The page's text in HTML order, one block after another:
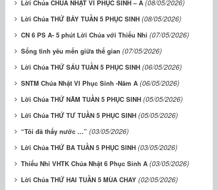
Lời Chúa CHÚA NHẬT VI PHỤC SINH – A (08/05/2026)
Lời Chúa THỨ BẢY TUẦN 5 PHỤC SINH (08/05/2026)
CN 6 PS A- 5 phút Lời Chúa với Thiếu Nhi (07/05/2026)
Sống tình yêu mến giữa thế gian (07/05/2026)
Lời Chúa THỨ SÁU TUẦN 5 PHỤC SINH (06/05/2026)
SNTM Chúa Nhật VI Phục Sinh -Năm A (06/05/2026)
Lời Chúa THỨ NĂM TUẦN 5 PHỤC SINH (05/05/2026)
Lời Chúa THỨ TƯ TUẦN 5 PHỤC SINH (05/05/2026)
“Tôi đã thấy nước …” (03/05/2026)
Lời Chúa THỨ BA TUẦN 5 PHỤC SINH (03/05/2026)
Thiếu Nhi VHTK Chúa Nhật 6 Phục Sinh A (03/05/2026)
Lời Chúa THỨ HAI TUẦN 5 MÙA CHAY (02/05/2026)